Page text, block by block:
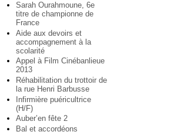
Sarah Ourahmoune, 6e
titre de championne de
France
Aide aux devoirs et
accompagnement à la
scolarité
Appel à Film Cinébanlieue
2013
Réhabilitation du trottoir de
la rue Henri Barbusse
Infirmière puéricultrice
(H/F)
Auber’en fête 2
Bal et accordéons